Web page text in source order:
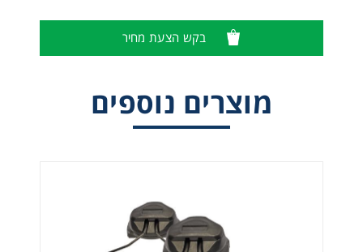
בקש הצעת מחיר
מוצרים נוספים